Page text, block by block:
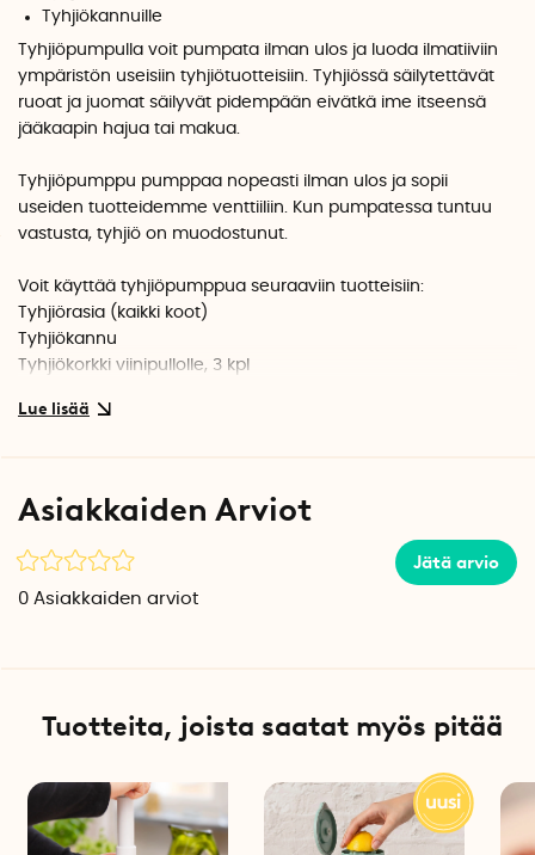
Tyhjiökannuille
Tyhjiöpumpulla voit pumpata ilman ulos ja luoda ilmatiiviin
ympäristön useisiin tyhjiötuotteisiin. Tyhjiössä säilytettävät
ruoat ja juomat säilyvät pidempään eivätkä ime itseensä
jääkaapin hajua tai makua.
Tyhjiöpumppu pumppaa nopeasti ilman ulos ja sopii
useiden tuotteidemme venttiiliin. Kun pumpatessa tuntuu
vastusta, tyhjiö on muodostunut.
Voit käyttää tyhjiöpumppua seuraaviin tuotteisiin:
Tyhjiörasia (kaikki koot)
Tyhjiökannu
Tyhjiökorkki viinipullolle, 3 kpl
Asiakkaiden Arviot
Jätä arvio
0 Asiakkaiden arviot
Tuotteita, joista saatat myös pitää